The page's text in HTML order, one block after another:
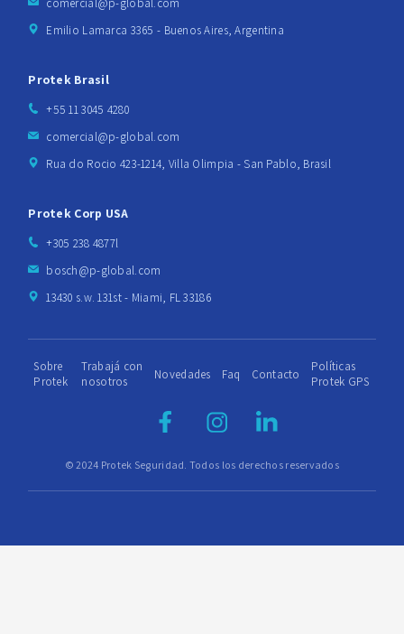
comercial@p-global.com
Emilio Lamarca 3365 - Buenos Aires, Argentina
Protek Brasil
+55 11 3045 4280
comercial@p-global.com
Rua do Rocio 423-1214, Villa Olimpia - San Pablo, Brasil
Protek Corp USA
+305 238 4877l
bosch@p-global.com
13430 s.w. 131st - Miami, FL 33186
© 2024 Protek Seguridad. Todos los derechos reservados
Sobre
Protek
Trabajá con
nosotros
Novedades Faq Contacto
Políticas
Protek GPS